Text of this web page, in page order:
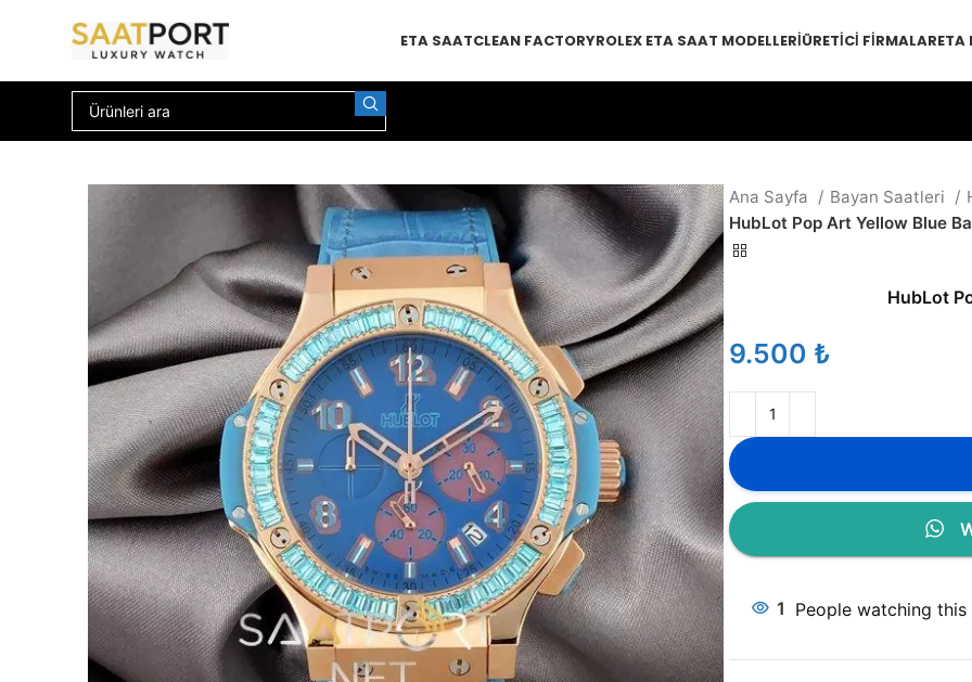
ETA SAATCLEAN FACTORYROLEX ETA SAAT MODELLERIÜRETICI FIRMALARETA
Ana Sayfa Bayan Saatleri
HubLot Pop Art Yellow Blue
HubLot
₺
1 People watching